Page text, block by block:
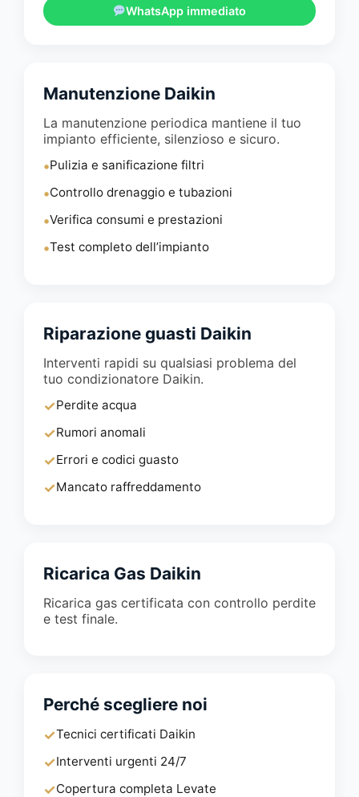
WhatsApp immediato
Manutenzione Daikin
La manutenzione periodica mantiene il tuo
impianto efficiente, silenzioso e sicuro.
•Pulizia e sanificazione filtri
•Controllo drenaggio e tubazioni
•Verifica consumi e prestazioni
•Test completo dell’impianto
Riparazione guasti Daikin
Interventi rapidi su qualsiasi problema del
tuo condizionatore Daikin.
✓Perdite acqua
✓Rumori anomali
✓Errori e codici guasto
✓Mancato raffreddamento
Ricarica Gas Daikin
Ricarica gas certificata con controllo perdite
e test finale.
Perché scegliere noi
✓Tecnici certificati Daikin
✓Interventi urgenti 24/7
✓Copertura completa Levate